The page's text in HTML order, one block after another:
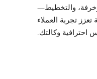
والتخطيط—
تجربة العملاء
احترافية وكالتك.